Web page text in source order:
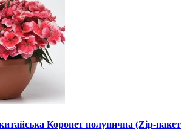
Коронет полунична (Zip-пакет